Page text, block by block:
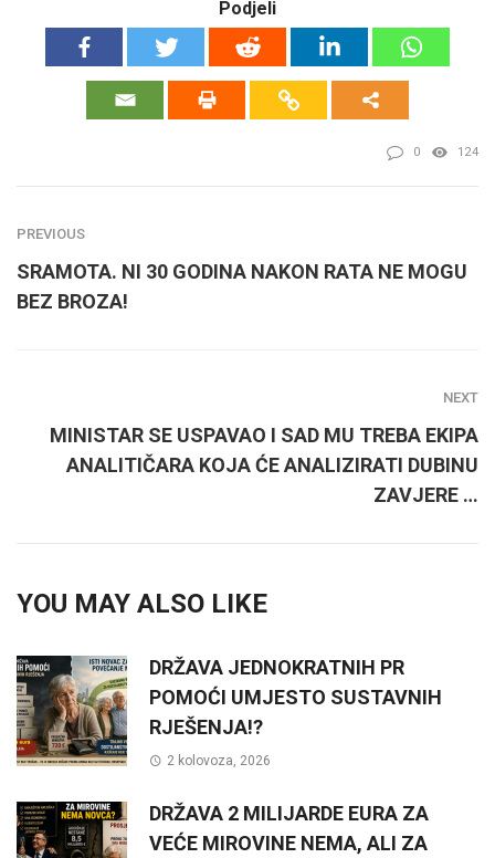
Podjeli
0 124
PREVIOUS
SRAMOTA. NI 30 GODINA NAKON RATA NE MOGU
BEZ BROZA!
NEXT
MINISTAR SE USPAVAO I SAD MU TREBA EKIPA
ANALITIČARA KOJA ĆE ANALIZIRATI DUBINU
ZAVJERE …
YOU MAY ALSO LIKE
DRŽAVA JEDNOKRATNIH PR
POMOĆI UMJESTO SUSTAVNIH
RJEŠENJA!?
2 kolovoza, 2026
DRŽAVA 2 MILIJARDE EURA ZA
VEĆE MIROVINE NEMA, ALI ZA